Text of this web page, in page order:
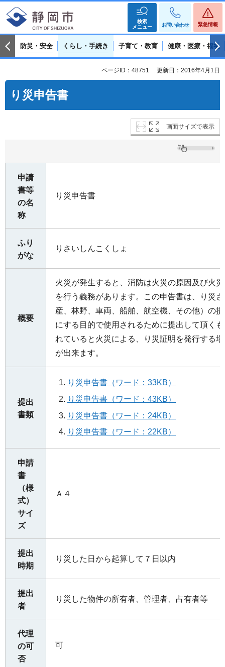
検索
メニュー
お問い合わせ 緊急情報
防災・安全 くらし・手続き 子育て・教育 健康・医療・福祉
ページID：48751 更新日：2016年4月1日
り災申告書
画面サイズで表示
申請
書等
の名
称
り災申告書
ふり
がな
りさいしんこくしょ
概要
火災が発生すると、消防は火災の原因及び火
を行う義務があります。この申告書は、り災
産、林野、車両、船舶、航空機、その他）の
にする目的で使用されるために提出して頂く
れていると火災による、り災証明を発行する
が出来ます。
提出
書類
り災申告書（ワード：33KB）
り災申告書（ワード：43KB）
り災申告書（ワード：24KB）
り災申告書（ワード：22KB）
申請
書
（様
式）
サイ
ズ
Ａ４
提出
時期
り災した日から起算して７日以内
提出
者
り災した物件の所有者、管理者、占有者等
代理
の可
否
可